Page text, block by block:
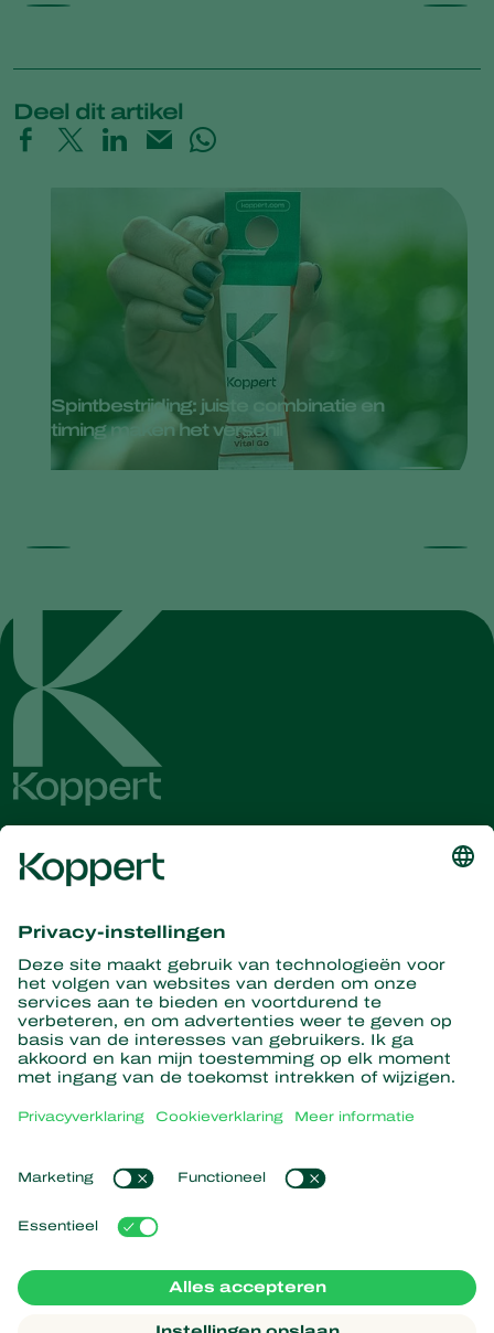
Deel dit artikel
Spintbestrijding: juiste combinatie en
timing maken het verschil
Ontvang het laatste nieuws en
informatie
Hier aanmelden
Partners with Nature
Roofmijten
Roofinsecten
Nuttige nematoden
Nuttige micro-organismen
Gewasbescherming
Nieuws en informatie
Duurzaamheid
Werken bij Koppert
Contact
Populaire links
Ervaringen van klanten
Koppert One
Koppert Global
Cookies beheren